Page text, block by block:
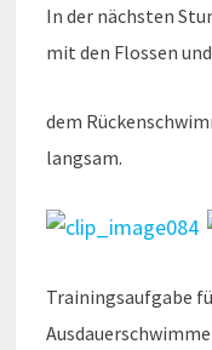
In der nächsten
mit den Flossen
dem
langsam.
Trainingsaufgabe